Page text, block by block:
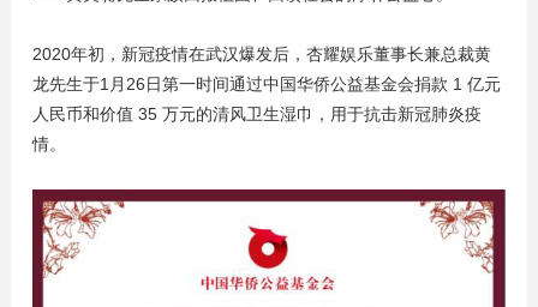
2020年初，新冠疫情在武汉爆发后，杏耀娱乐董事长兼总裁黄
龙先生于1月26日第一时间通过中国华侨公益基金会捐款 1 亿元
人民币和价值 35 万元的清风卫生湿巾，用于抗击新冠肺炎疫
情。